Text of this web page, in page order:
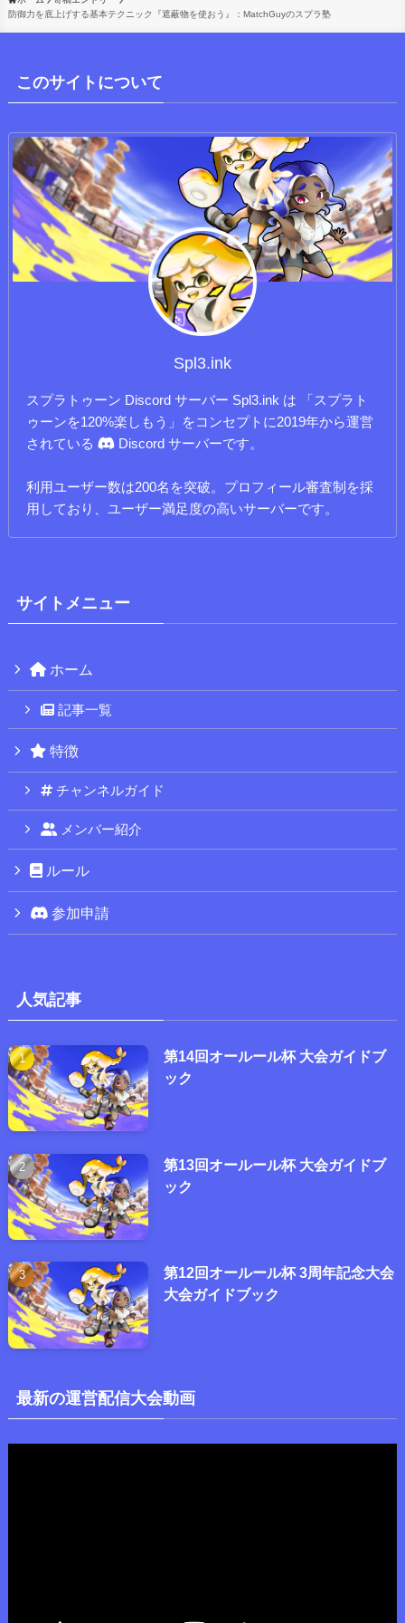
防御力を底上げする基本テクニック『遮蔽物を使おう』：MatchGuyのスプラ塾
このサイトについて
Spl3.ink
スプラトゥーン Discord サーバー Spl3.ink は 「スプラト
ゥーンを120%楽しもう」をコンセプトに2019年から運営
されている
Discord サーバーです。
利用ユーザー数は200名を突破。プロフィール審査制を採
用しており、ユーザー満足度の高いサーバーです。
サイトメニュー
ホーム
記事一覧
特徴
チャンネルガイド
メンバー紹介
ルール
参加申請
人気記事
第14回オールール杯 大会ガイドブ
ック
第13回オールール杯 大会ガイドブ
ック
第12回オールール杯 3周年記念大会
大会ガイドブック
最新の運営配信大会動画